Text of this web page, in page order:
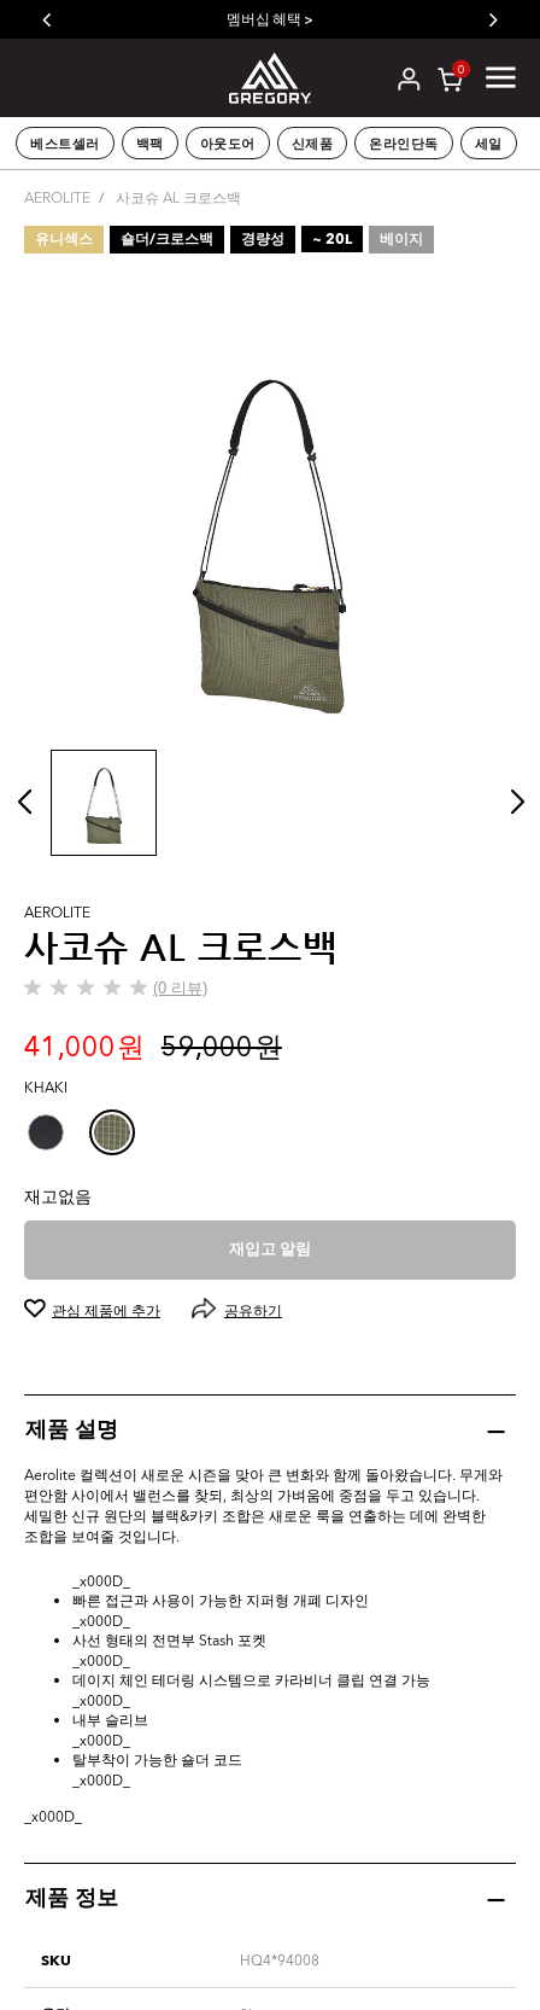
멤버십 혜택 >
0
베스트셀러 백팩 아웃도어 신제품 온라인단독 세일
AEROLITE 사코슈 AL 크로스백
유니섹스 숄더/크로스백 경량성 ~ 20L 베이지
AEROLITE
사코슈 AL 크로스백
(0 리뷰)
별
개
0.0
개
입
59,000 원
41,000 원
KHAKI
재고없음
재입고 알림
관심 제품에 추가 공유하기
제품 설명
Aerolite 컬렉션이 새로운 시즌을 맞아 큰 변화와 함께 돌아왔습니다. 무게와
편안함 사이에서 밸런스를 찾되, 최상의 가벼움에 중점을 두고 있습니다.
세밀한 신규 원단의 블랙&카키 조합은 새로운 룩을 연출하는 데에 완벽한
조합을 보여줄 것입니다.
_x000D_
빠른 접근과 사용이 가능한 지퍼형 개폐 디자인
_x000D_
사선 형태의 전면부 Stash 포켓
_x000D_
데이지 체인 테더링 시스템으로 카라비너 클립 연결 가능
_x000D_
내부 슬리브
_x000D_
탈부착이 가능한 숄더 코드
_x000D_
_x000D_
제품 정보
SKU HQ4*94008